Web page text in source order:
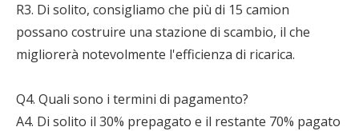
R3. Di solito, consigliamo che più di 15 camion
possano costruire una stazione di scambio, il che
migliorerà notevolmente l'efficienza di ricarica.
Q4. Quali sono i termini di pagamento?
A4. Di solito il 30% prepagato e il restante 70% pagato